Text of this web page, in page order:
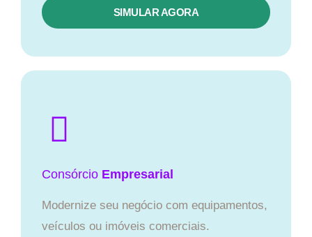
SIMULAR AGORA
Consórcio Empresarial
Modernize seu negócio com equipamentos,
veículos ou imóveis comerciais.